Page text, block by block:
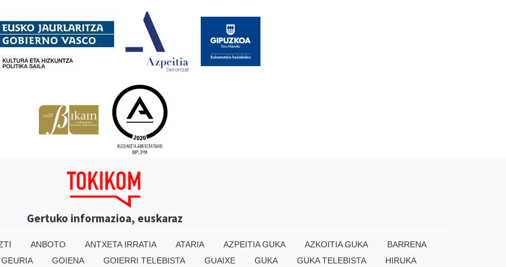
Gertuko informazioa, euskaraz
ANBOTO ANTXETA IRRATIA ATARIA AZPEITIA GUKA AZKOITIA GUKA
BARRENA
GEURIA GOIENA GOIERRI TELEBISTA GUAIXE GUKA GUKA TELEBISTA HIRUKA